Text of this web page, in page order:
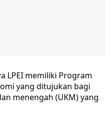
LPEI memiliki Program
yang ditujukan bagi
menengah (UKM) yang